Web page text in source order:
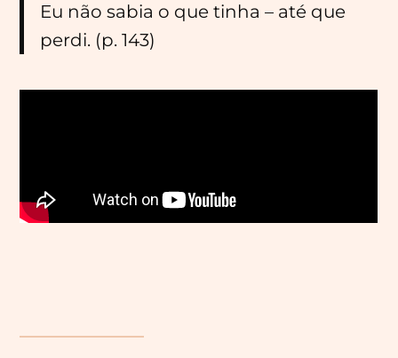
Eu não sabia o que tinha – até que
perdi. (p. 143)